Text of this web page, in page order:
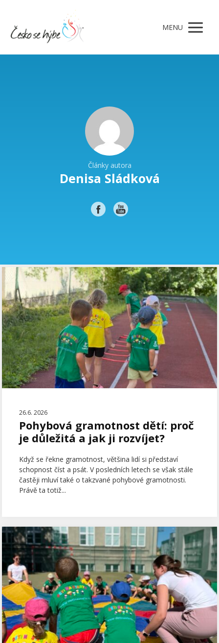
MENU
Články autora
Denisa Sládková
26.6. 2026
Pohybová gramotnost dětí: proč
je důležitá a jak ji rozvíjet?
Když se řekne gramotnost, většina lidí si představí
schopnost číst a psát. V posledních letech se však stále
častěji mluví také o takzvané pohybové gramotnosti.
Právě ta totiž...